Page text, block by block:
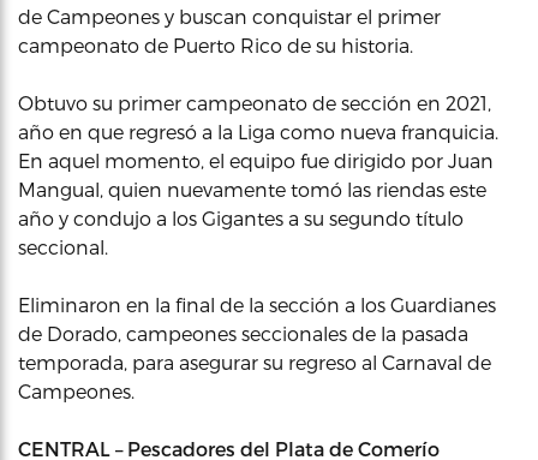
de Campeones y buscan conquistar el primer
campeonato de Puerto Rico de su historia.
Obtuvo su primer campeonato de sección en 2021,
año en que regresó a la Liga como nueva franquicia.
En aquel momento, el equipo fue dirigido por Juan
Mangual, quien nuevamente tomó las riendas este
año y condujo a los Gigantes a su segundo título
seccional.
Eliminaron en la final de la sección a los Guardianes
de Dorado, campeones seccionales de la pasada
temporada, para asegurar su regreso al Carnaval de
Campeones.
CENTRAL – Pescadores del Plata de Comerío